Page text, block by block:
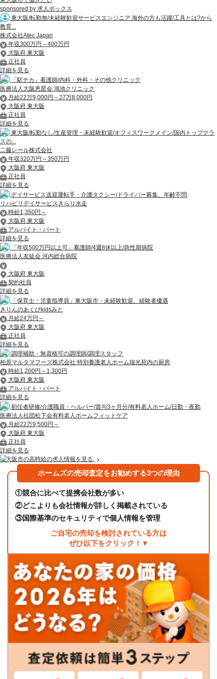
sponsored by 求人ボックス
東大阪/転勤無/未経験歓迎サービスエンジニア 海外の方も活躍/工具とは?から
教育...
株式会社Atec Japan
年収300万円～400万円
大阪府 東大阪
正社員
詳細を見る
「駅チカ」看護師/内科・外科・その他クリニック
医療法人大阪恵星会 鴻池クリニック
月給22万9,000円～27万8,000円
大阪府 東大阪
正社員
詳細を見る
東大阪/転勤なし/生産管理・未経験歓迎/オフィスワークメイン/国内トップクラ
スの...
二藤レール株式会社
年収320万円～350万円
大阪府 東大阪
正社員
詳細を見る
デイサービス送迎運転手・介護タクシー/ドライバー募集、年齢不問
リハビリデイサービスきらり水走
時給1,350円～
大阪府 東大阪
アルバイト・パート
詳細を見る
「年収500万円以上可」看護師/4週8休以上/急性期病院
医療法人友紘会 河内総合病院
大阪府 東大阪
契約社員
詳細を見る
「保育士・児童指導員」東大阪市・未経験歓迎、経験者優遇
きりんのあくびkidsみと
月給24万円～
大阪府 東大阪
正社員
詳細を見る
調理補助・無資格可の調理師/調理スタッフ
柏原マルタマフーズ株式会社 特別養護老人ホーム瑞光苑内の厨房
時給1,200円～1,300円
大阪府 東大阪
アルバイト・パート
詳細を見る
初任者研修/介護職員・ヘルパー/賞与3ヶ月分/有料老人ホーム/日勤・夜勤
医療法人社団松下会有料老人ホームフィットケア
月給22万9,500円～
大阪府 東大阪
正社員
詳細を見る
東大阪市の高時給の求人情報を見る
ホームズの売却査定をお勧めする3つの理由
①競合に比べて提携会社数が多い
②どこよりも会社情報が詳しく掲載されている
③国際基準のセキュリティで個人情報を管理
ご自宅の売却を検討されている方は
ぜひ以下をクリック！▼